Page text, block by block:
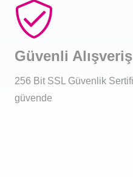
Güvenli Alışveriş
256 Bit SSL Güvenlik
güvende